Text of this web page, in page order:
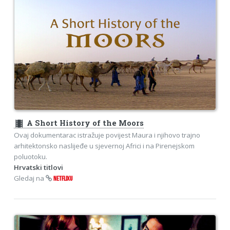
theaters A Short History of the Moors
Ovaj dokumentarac istražuje povijest Maura i njihovo trajno
arhitektonsko naslijeđe u sjevernoj Africi i na Pirenejskom
poluotoku.
Hrvatski titlovi
Gledaj na
NETFLIXU